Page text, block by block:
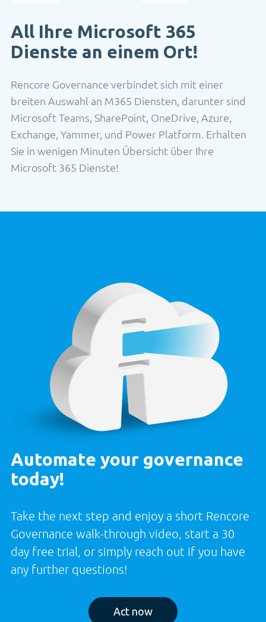
All Ihre Microsoft 365
Dienste an einem Ort!
Rencore Governance verbindet sich mit einer
breiten Auswahl an M365 Diensten, darunter sind
Microsoft Teams, SharePoint, OneDrive, Azure,
Exchange, Yammer, und Power Platform. Erhalten
Sie in wenigen Minuten Übersicht über Ihre
Microsoft 365 Dienste!
Automate your governance
today!
Take the next step and enjoy a short Rencore
Governance walk-through video, start a 30
day free trial, or simply reach out if you have
any further questions!
Act now